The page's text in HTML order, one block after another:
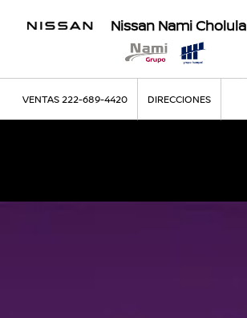
Nissan Nami Cholula
VENTAS222-689-4420 DIRECCIONES